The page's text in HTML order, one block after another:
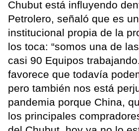
Chubut está influyendo
Petrolero, señaló que es
institucional propia de la
los toca: “somos una de
casi 90 Equipos
favorece que todavía
pero también nos está
pandemia porque China,
los principales